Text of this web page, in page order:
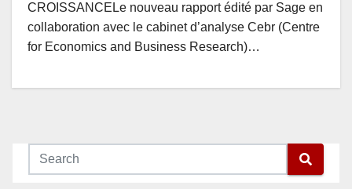
CROISSANCELe nouveau rapport édité par Sage en
collaboration avec le cabinet d’analyse Cebr (Centre
for Economics and Business Research)…